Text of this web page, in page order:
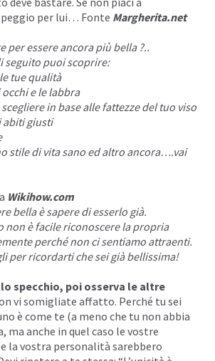
per lui… Fonte Margherita.net
per essere ancora più bella ?..
seguito puoi scoprire:
tue qualità
e le labbra
in base alle fattezze del tuo viso
abiti giusti
stile di vita sano ed altro ancora….vai
Wikihow.com
bella è sapere di esserlo già.
non è facile riconoscere la propria
perché non ci sentiamo attraenti.
per ricordarti che sei già bellissima!
specchio, poi osserva le altre
vi somigliate affatto. Perché tu sei
è come te (a meno che tu non abbia
ma anche in quel caso le vostre
la vostra personalità sarebbero